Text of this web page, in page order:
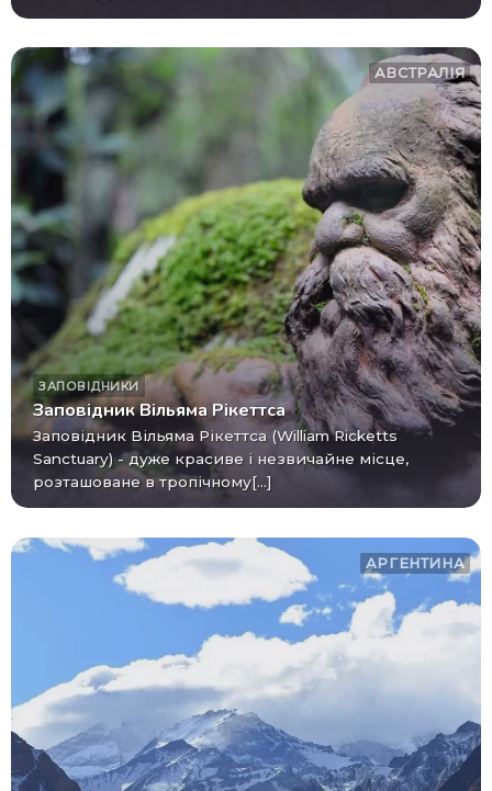
АВСТРАЛІЯ
ЗАПОВІДНИКИ
Заповідник Вільяма Рікеттса
Заповідник Вільяма Рікеттса (William Ricketts
Sanctuary) - дуже красиве і незвичайне місце,
розташоване в тропічному[...]
АРГЕНТИНА